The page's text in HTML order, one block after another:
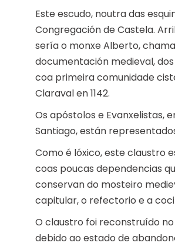
Este escudo, noutra das
Congregación de Castela.
sería o monxe Alberto,
documentación medieval,
coa primeira comunidade
Claraval en 1142.
Os apóstolos e Evanxelistas,
Santiago, están
Como é lóxico, este claustro
coas poucas dependencias
conservan do mosteiro
capitular, o refectorio e a
O claustro foi reconstruído no
debido ao estado de